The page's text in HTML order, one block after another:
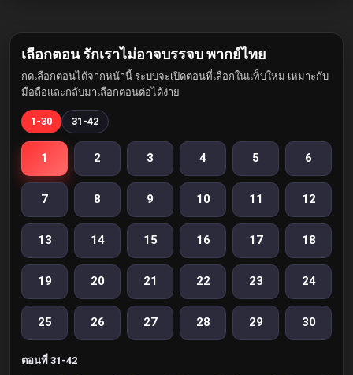
เลือกตอน รักเราไม่อาจบรรจบ พากย์ไทย
กดเลือกตอนได้จากหน้านี้ ระบบจะเปิดตอนที่เลือกในแท็บใหม่ เหมาะกับ
มือถือและกลับมาเลือกตอนต่อได้ง่าย
1-30 31-42
1 2 3 4 5 6
7 8 9 10 11 12
13 14 15 16 17 18
19 20 21 22 23 24
25 26 27 28 29 30
ตอนที่ 31-42